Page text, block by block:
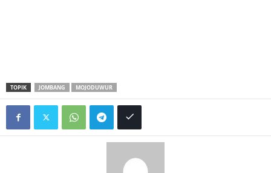
TOPIK JOMBANG MOJODUWUR